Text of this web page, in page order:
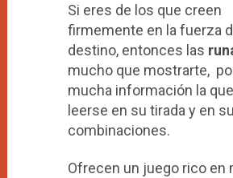
Si eres de los que creen
firmemente en la fuerza
destino, entonces las
mucho que mostrarte,
mucha información la
leerse en su tirada y en
combinaciones.
Ofrecen un juego rico en